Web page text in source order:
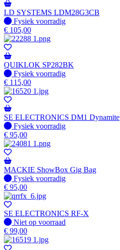
LD SYSTEMS LDM28G3CB
Fysiek voorradig
Fysiek voorradig
€ 105,00
QUIKLOK SP282BK
Fysiek voorradig
Fysiek voorradig
€ 115,00
SE ELECTRONICS DM1 Dynamite
Fysiek voorradig
Fysiek voorradig
€ 95,00
MACKIE ShowBox Gig Bag
Fysiek voorradig
Fysiek voorradig
€ 95,00
SE ELECTRONICS RF-X
Fysiek voorradig
Niet op voorraad
€ 99,00